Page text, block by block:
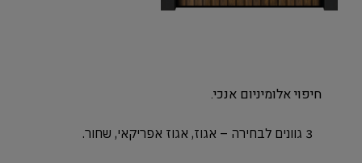
חיפוי אלומיניום אנכי.
3 גוונים לבחירה – אגוז, אגוז אפריקאי, שחור.